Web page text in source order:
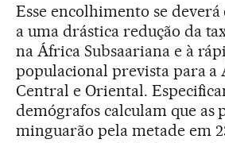
Esse encolhimento se
a uma drástica redução da
na África Subsaariana e à
populacional prevista para a
Central e Oriental.
demógrafos calculam que as
minguarão pela metade em